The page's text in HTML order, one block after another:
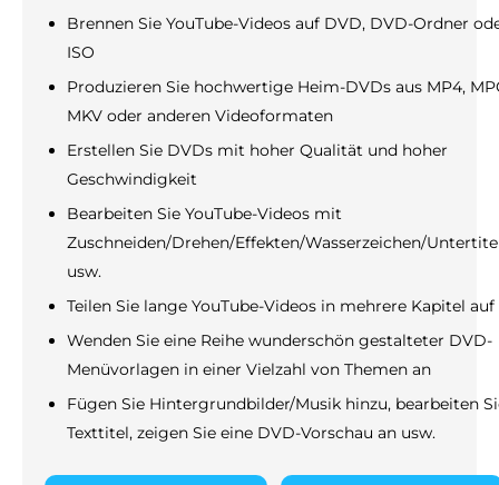
Brennen Sie YouTube-Videos auf DVD, DVD-Ordner
ISO
Produzieren Sie hochwertige Heim-DVDs aus MP4,
MKV oder anderen Videoformaten
Erstellen Sie DVDs mit hoher Qualität und hoher
Geschwindigkeit
Bearbeiten Sie YouTube-Videos mit
Zuschneiden/Drehen/Effekten/Wasserzeichen/
usw.
Teilen Sie lange YouTube-Videos in mehrere Kapitel auf
Wenden Sie eine Reihe wunderschön gestalteter DVD-
Menüvorlagen in einer Vielzahl von Themen an
Fügen Sie Hintergrundbilder/Musik hinzu, bearbeiten
Texttitel, zeigen Sie eine DVD-Vorschau an usw.